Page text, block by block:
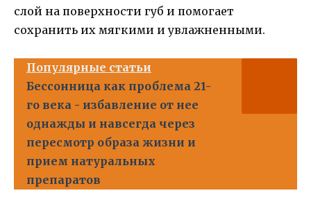
слой на поверхности губ и помогает
сохранить их мягкими и увлажненными.
Популярные статьи
Бессонница как проблема 21-
го века - избавление от нее
однажды и навсегда через
пересмотр образа жизни и
прием натуральных
препаратов